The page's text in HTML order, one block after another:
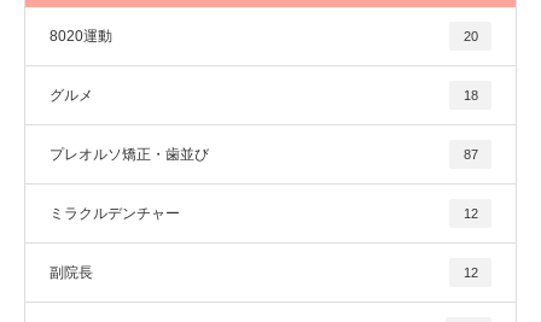
8020運動 20
グルメ 18
プレオルソ矯正・歯並び 87
ミラクルデンチャー 12
副院長 12